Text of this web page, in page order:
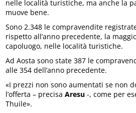
nelle località turistiche, ma anche la
muove bene.
Sono 2.348 le compravendite
rispetto all’anno precedente, la
capoluogo, nelle località turistiche.
Ad Aosta sono state 387 le
alle 354 dell’anno precedente.
«I prezzi non sono aumentati se non
l’offerta – precisaAresu -, come per
Thuile».